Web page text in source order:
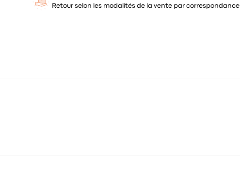
Retour selon les modalités de la vente par correspondance